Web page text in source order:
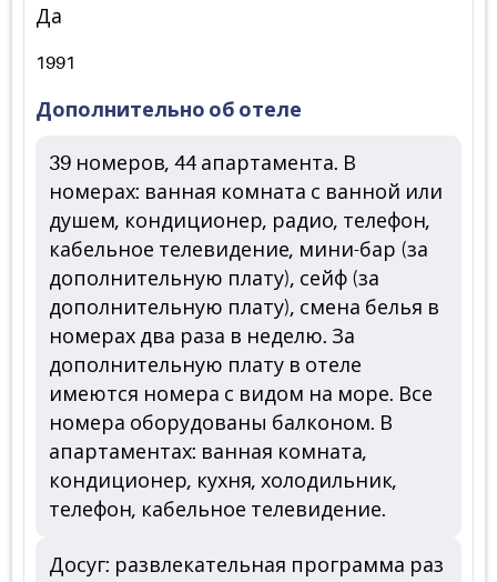
Да
1991
Дополнительно об отеле
39 номеров, 44 апартамента. В
номерах: ванная комната с ванной или
душем, кондиционер, радио, телефон,
кабельное телевидение, мини-бар (за
дополнительную плату), сейф (за
дополнительную плату), смена белья в
номерах два раза в неделю. За
дополнительную плату в отеле
имеются номера с видом на море. Все
номера оборудованы балконом. В
апартаментах: ванная комната,
кондиционер, кухня, холодильник,
телефон, кабельное телевидение.
Досуг: развлекательная программа раз